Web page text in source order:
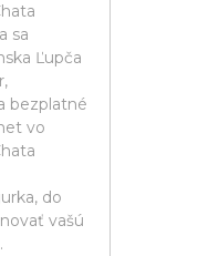
sa
Ľupča
bezplatné
vo
do
vašú